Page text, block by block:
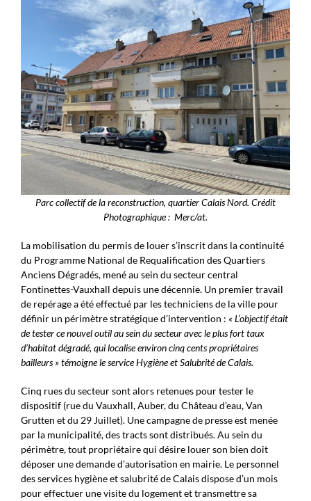
Parc collectif de la reconstruction, quartier Calais Nord. Crédit
Photographique : Merc/at.
La mobilisation du permis de louer s’inscrit dans la continuité
du Programme National de Requalification des Quartiers
Anciens Dégradés, mené au sein du secteur central
Fontinettes-Vauxhall depuis une décennie. Un premier travail
de repérage a été effectué par les techniciens de la ville pour
définir un périmètre stratégique d’intervention : « L’objectif était
de tester ce nouvel outil au sein du secteur avec le plus fort taux
d’habitat dégradé, qui localise environ cinq cents propriétaires
bailleurs » témoigne le service Hygiène et Salubrité de Calais.
Cinq rues du secteur sont alors retenues pour tester le
dispositif (rue du Vauxhall, Auber, du Château d’eau, Van
Grutten et du 29 Juillet). Une campagne de presse est menée
par la municipalité, des tracts sont distribués. Au sein du
périmètre, tout propriétaire qui désire louer son bien doit
déposer une demande d’autorisation en mairie. Le personnel
des services hygiène et salubrité de Calais dispose d’un mois
pour effectuer une visite du logement et transmettre sa